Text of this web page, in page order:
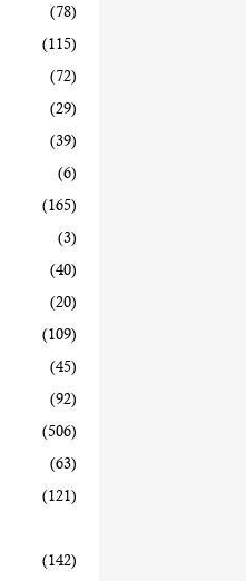
(78)
(115)
(72)
(29)
(39)
(6)
(165)
(3)
(40)
(20)
(109)
(45)
(92)
(506)
(63)
(121)
(142)